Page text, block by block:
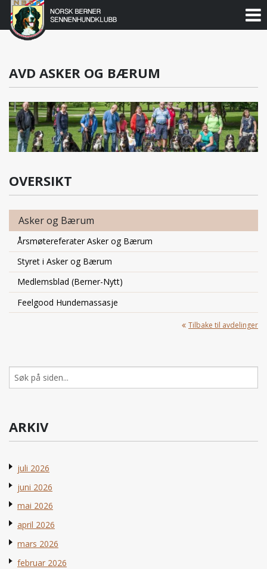
Gå
Norsk
Berner
Sennenhundklubb
AVD ASKER OG BÆRUM
OVERSIKT
Asker og Bærum
Årsmøtereferater Asker og Bærum
Styret i Asker og Bærum
Medlemsblad (Berner-Nytt)
Feelgood Hundemassasje
Tilbake til avdelinger
Søk
etter:
ARKIV
juli 2026
juni 2026
mai 2026
april 2026
mars 2026
februar 2026